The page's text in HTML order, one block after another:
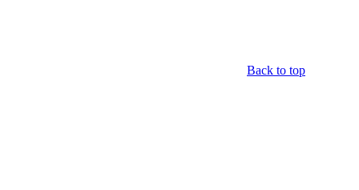
Back to top